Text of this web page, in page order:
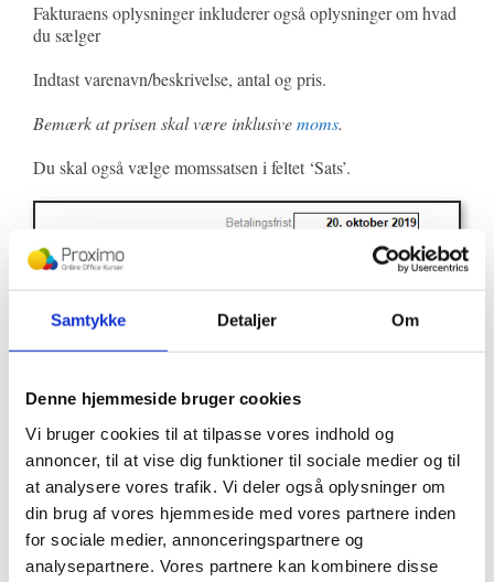
Samtykke Detaljer Om
Denne hjemmeside bruger cookies
Vi bruger cookies til at tilpasse vores indhold og
annoncer, til at vise dig funktioner til sociale medier og til
at analysere vores trafik. Vi deler også oplysninger om
din brug af vores hjemmeside med vores partnere inden
for sociale medier, annonceringspartnere og
analysepartnere. Vores partnere kan kombinere disse
Fakturaens oplysninger inkluderer også oplysninger om hvad
du sælger
Indtast varenavn/beskrivelse, antal og pris.
Bemærk at prisen skal være inklusivemoms.
Du skal også vælge momssatsen i feltet ‘Sats’.
Derefter fremgår den samlede pris uden moms, momsbeløbet
og totalprisen nederst på fakturaen.
Sådan!